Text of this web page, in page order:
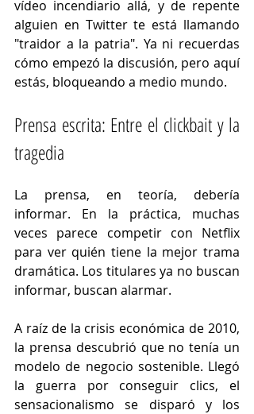
vídeo incendiario allá, y de repente
alguien en Twitter te está llamando
"traidor a la patria". Ya ni recuerdas
cómo empezó la discusión, pero aquí
estás, bloqueando a medio mundo.
Prensa escrita: Entre el clickbait y la
tragedia
La prensa, en teoría, debería
informar. En la práctica, muchas
veces parece competir con Netflix
para ver quién tiene la mejor trama
dramática. Los titulares ya no buscan
informar, buscan alarmar.
A raíz de la crisis económica de 2010,
la prensa descubrió que no tenía un
modelo de negocio sostenible. Llegó
la guerra por conseguir clics, el
sensacionalismo se disparó y los